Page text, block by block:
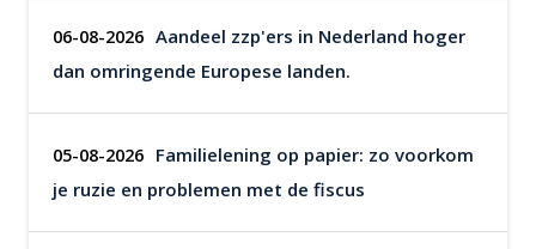
06-08-2026 Aandeel zzp'ers in Nederland hoger
dan omringende Europese landen.
05-08-2026 Familielening op papier: zo voorkom
je ruzie en problemen met de fiscus